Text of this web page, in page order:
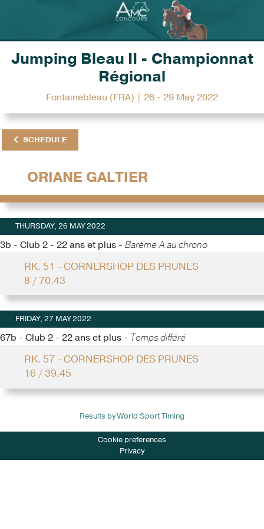
Jumping Bleau II - Championnat
Régional
Fontainebleau (FRA) | 26 - 29 May 2022
SCHEDULE
ORIANE GALTIER
THURSDAY, 26 MAY 2022
3b - Club 2 - 22 ans et plus - Barème A au chrono
RK. 51 - CORNERSHOP DES PRUNES
8 / 70.43
FRIDAY, 27 MAY 2022
67b - Club 2 - 22 ans et plus - Temps différé
RK. 57 - CORNERSHOP DES PRUNES
16 / 39.45
Results by World Sport Timing
Cookie preferences
Privacy